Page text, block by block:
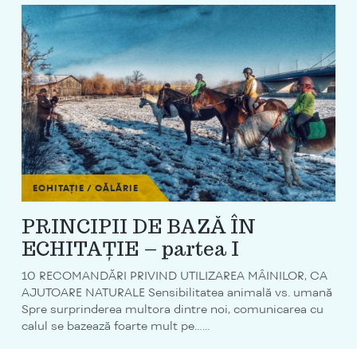
ECHITAȚIE / CĂLĂRIE
PRINCIPII DE BAZĂ ÎN
ECHITAȚIE – partea I
10 RECOMANDĂRI PRIVIND UTILIZAREA MÂINILOR, CA
AJUTOARE NATURALE Sensibilitatea animală vs. umană
Spre surprinderea multora dintre noi, comunicarea cu
calul se bazează foarte mult pe…...